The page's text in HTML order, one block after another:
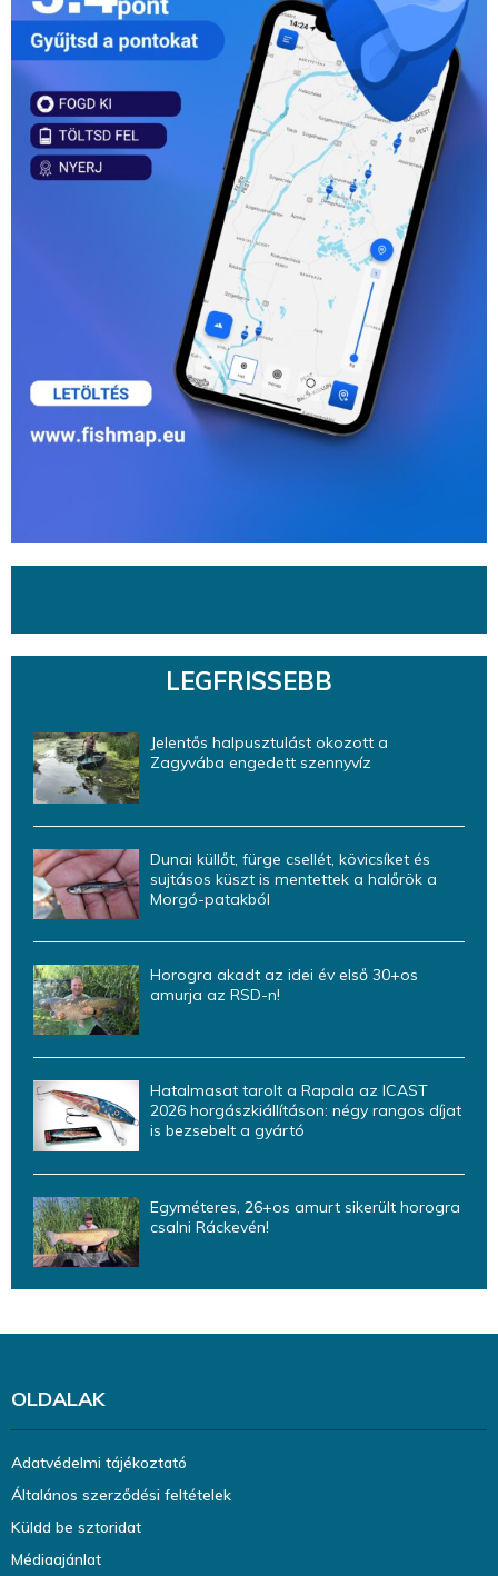
LEGFRISSEBB
Jelentős halpusztulást okozott a
Zagyvába engedett szennyvíz
Dunai küllőt, fürge csellét, kövicsíket és
sujtásos küszt is mentettek a halőrök a
Morgó-patakból
Horogra akadt az idei év első 30+os
amurja az RSD-n!
Hatalmasat tarolt a Rapala az ICAST
2026 horgászkiállításon: négy rangos díjat
is bezsebelt a gyártó
Egyméteres, 26+os amurt sikerült horogra
csalni Ráckevén!
OLDALAK
Adatvédelmi tájékoztató
Általános szerződési feltételek
Küldd be sztoridat
Médiaajánlat